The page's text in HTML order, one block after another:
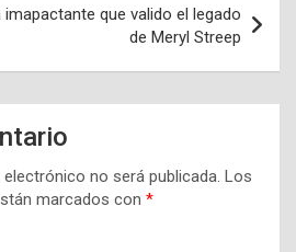
imapactante que valido el legado
de Meryl Streep
no será publicada. Los
marcados con *